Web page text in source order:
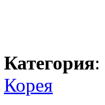
Категория:
Корея